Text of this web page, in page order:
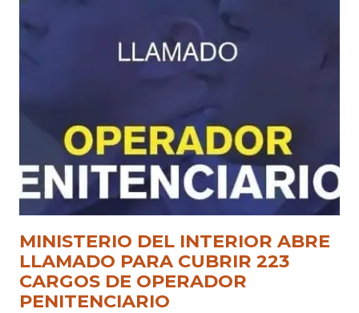
MINISTERIO DEL INTERIOR ABRE
LLAMADO PARA CUBRIR 223
CARGOS DE OPERADOR
PENITENCIARIO